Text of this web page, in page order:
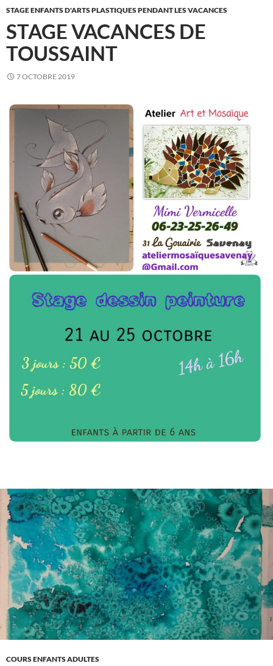
STAGE ENFANTS D'ARTS PLASTIQUES PENDANT LES VACANCES
STAGE VACANCES DE
TOUSSAINT
7 OCTOBRE 2019
COURS ENFANTS ADULTES